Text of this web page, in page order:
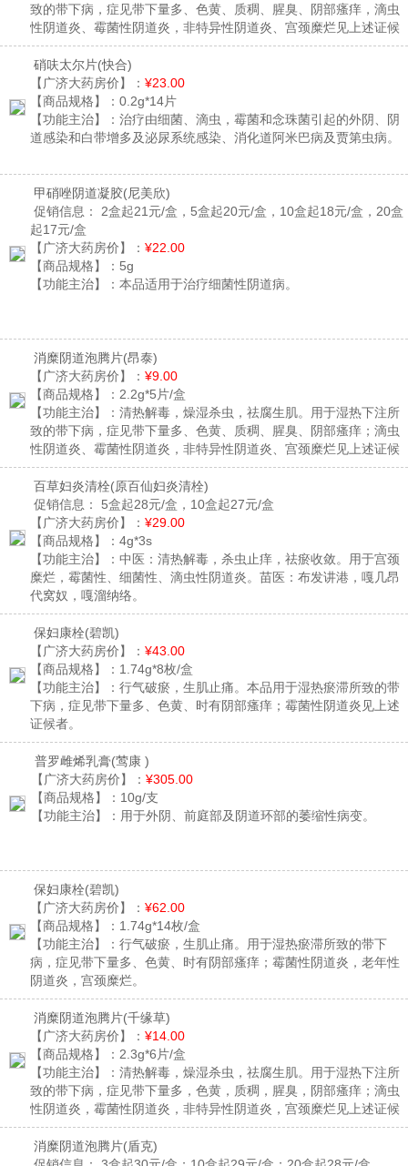
致的带下病，症见带下量多、色黄、质稠、腥臭、阴部瘙痒，滴虫
性阴道炎、霉菌性阴道炎，非特异性阴道炎、宫颈糜烂见上述证候
者。
硝呋太尔片(快合)
【广济大药房价】： ¥23.00
【商品规格】： 0.2g*14片
【功能主治】： 治疗由细菌、滴虫，霉菌和念珠菌引起的外阴、阴
道感染和白带增多及泌尿系统感染、消化道阿米巴病及贾第虫病。
甲硝唑阴道凝胶(尼美欣)
促销信息：
2盒起21元/盒，5盒起20元/盒，10盒起18元/盒，20盒
起17元/盒
【广济大药房价】： ¥22.00
【商品规格】： 5g
【功能主治】： 本品适用于治疗细菌性阴道病。
消糜阴道泡腾片(昂泰)
【广济大药房价】： ¥9.00
【商品规格】： 2.2g*5片/盒
【功能主治】： 清热解毒，燥湿杀虫，祛腐生肌。用于湿热下注所
致的带下病，症见带下量多、色黄、质稠、腥臭、阴部瘙痒；滴虫
性阴道炎、霉菌性阴道炎，非特异性阴道炎、宫颈糜烂见上述证候
者。
百草妇炎清栓(原百仙妇炎清栓)
促销信息：
5盒起28元/盒，10盒起27元/盒
【广济大药房价】： ¥29.00
【商品规格】： 4g*3s
【功能主治】： 中医：清热解毒，杀虫止痒，祛瘀收敛。用于宫颈
糜烂，霉菌性、细菌性、滴虫性阴道炎。苗医：布发讲港，嘎几昂
代窝奴，嘎溜纳络。
保妇康栓(碧凯)
【广济大药房价】： ¥43.00
【商品规格】： 1.74g*8枚/盒
【功能主治】： 行气破瘀，生肌止痛。本品用于湿热瘀滞所致的带
下病，症见带下量多、色黄、时有阴部瘙痒；霉菌性阴道炎见上述
证候者。
普罗雌烯乳膏(莺康 )
【广济大药房价】： ¥305.00
【商品规格】： 10g/支
【功能主治】： 用于外阴、前庭部及阴道环部的萎缩性病变。
保妇康栓(碧凯)
【广济大药房价】： ¥62.00
【商品规格】： 1.74g*14枚/盒
【功能主治】： 行气破瘀，生肌止痛。用于湿热瘀滞所致的带下
病，症见带下量多、色黄、时有阴部瘙痒；霉菌性阴道炎，老年性
阴道炎，宫颈糜烂。
消糜阴道泡腾片(千缘草)
【广济大药房价】： ¥14.00
【商品规格】： 2.3g*6片/盒
【功能主治】： 清热解毒，燥湿杀虫，祛腐生肌。用于湿热下注所
致的带下病，症见带下量多，色黄，质稠，腥臭，阴部瘙痒；滴虫
性阴道炎，霉菌性阴道炎，非特异性阴道炎，宫颈糜烂见上述证候
者。
消糜阴道泡腾片(盾克)